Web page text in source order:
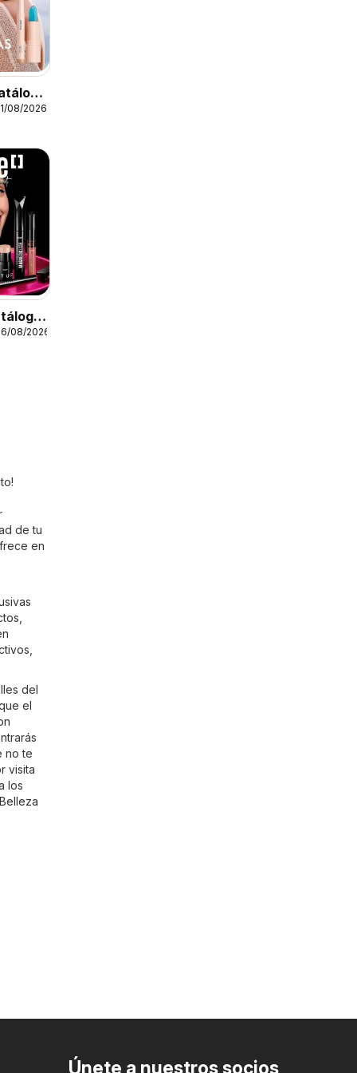
08/2026
08/2026
de tu
en
del
el
no te
visita
los
Únete a nuestros socios